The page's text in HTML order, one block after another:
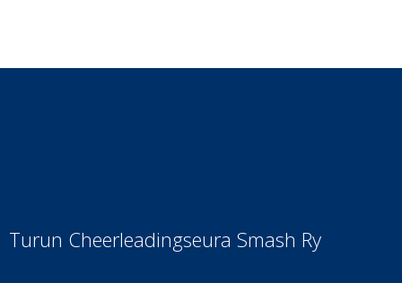
Turun Cheerleadingseura Smash Ry